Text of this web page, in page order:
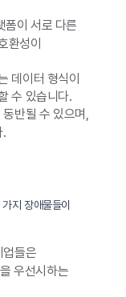
폼이 서로 다른
환성이
데이터 형식이
수 있습니다.
반될 수 있으며,
.
지 장애물들이
들은
우선시하는